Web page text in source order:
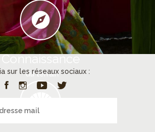
Connaissance
du terrain
sur les réseaux sociaux :